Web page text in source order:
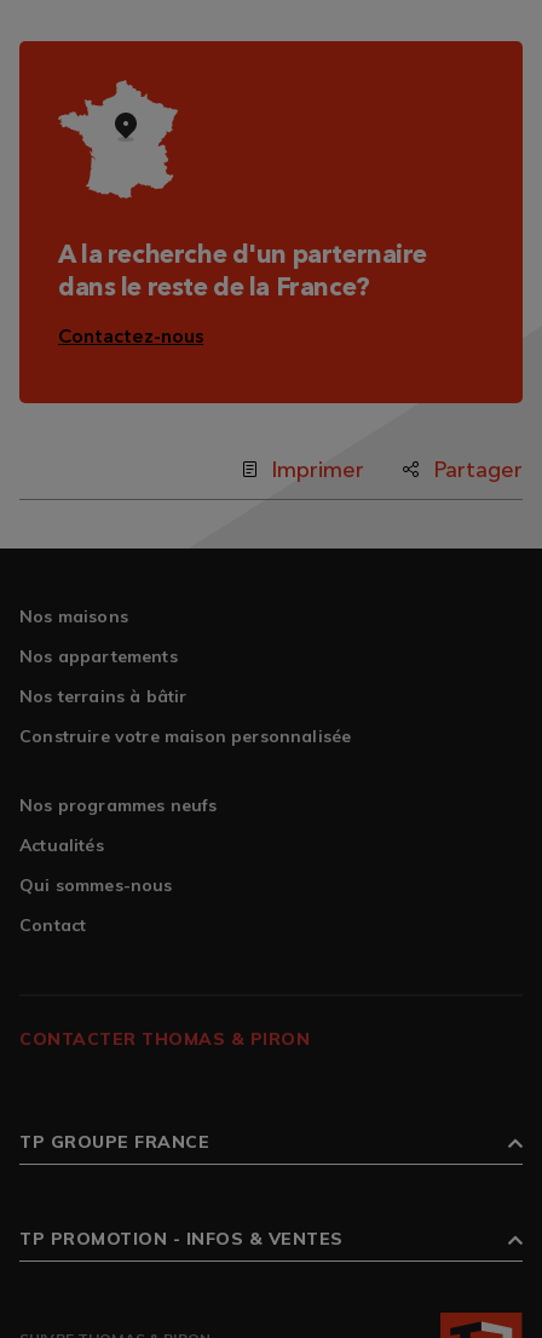
A la recherche d'un parternaire
dans le reste de la France?
Contactez-nous
Imprimer Partager
Nos maisons
Nos appartements
Nos terrains à bâtir
Construire votre maison personnalisée
Nos programmes neufs
Actualités
Qui sommes-nous
Contact
CONTACTER THOMAS & PIRON
TP GROUPE FRANCE
TP PROMOTION - INFOS & VENTES